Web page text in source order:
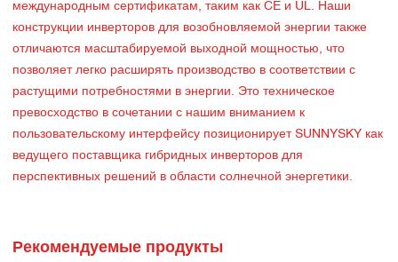
международным сертификатам, таким как CE и UL. Наши
конструкции инверторов для возобновляемой энергии также
отличаются масштабируемой выходной мощностью, что
позволяет легко расширять производство в соответствии с
растущими потребностями в энергии. Это техническое
превосходство в сочетании с нашим вниманием к
пользовательскому интерфейсу позиционирует SUNNYSKY как
ведущего поставщика гибридных инверторов для
перспективных решений в области солнечной энергетики.
Рекомендуемые продукты